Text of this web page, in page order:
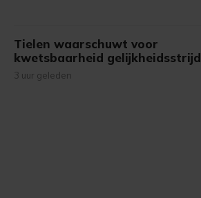
Tielen waarschuwt voor
kwetsbaarheid gelijkheidsstrijd
3 uur geleden